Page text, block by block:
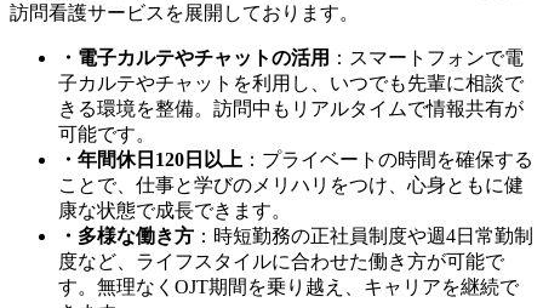
訪問看護サービスを展開しております。
・電子カルテやチャットの活用 ：スマートフォンで電
子カルテやチャットを利用し、いつでも先輩に相談で
きる環境を整備。訪問中もリアルタイムで情報共有が
可能です。
・年間休日120日以上 ：プライベートの時間を確保する
ことで、仕事と学びのメリハリをつけ、心身ともに健
康な状態で成長できます。
・多様な働き方 ：時短勤務の正社員制度や週4日常勤制
度など、ライフスタイルに合わせた働き方が可能で
す。無理なくOJT期間を乗り越え、キャリアを継続で